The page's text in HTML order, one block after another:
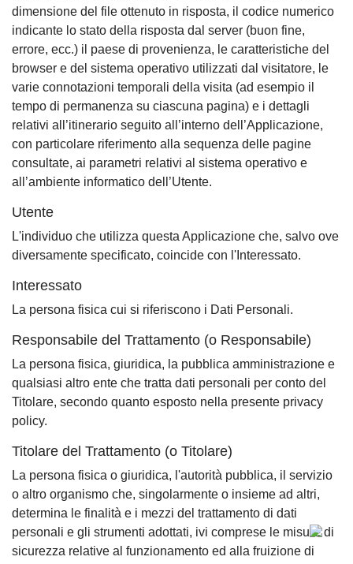
dimensione del file ottenuto in risposta, il codice numerico
indicante lo stato della risposta dal server (buon fine,
errore, ecc.) il paese di provenienza, le caratteristiche del
browser e del sistema operativo utilizzati dal visitatore, le
varie connotazioni temporali della visita (ad esempio il
tempo di permanenza su ciascuna pagina) e i dettagli
relativi all’itinerario seguito all’interno dell’Applicazione,
con particolare riferimento alla sequenza delle pagine
consultate, ai parametri relativi al sistema operativo e
all’ambiente informatico dell’Utente.
Utente
L'individuo che utilizza questa Applicazione che, salvo ove
diversamente specificato, coincide con l'Interessato.
Interessato
La persona fisica cui si riferiscono i Dati Personali.
Responsabile del Trattamento (o Responsabile)
La persona fisica, giuridica, la pubblica amministrazione e
qualsiasi altro ente che tratta dati personali per conto del
Titolare, secondo quanto esposto nella presente privacy
policy.
Titolare del Trattamento (o Titolare)
La persona fisica o giuridica, l'autorità pubblica, il servizio
o altro organismo che, singolarmente o insieme ad altri,
determina le finalità e i mezzi del trattamento di dati
personali e gli strumenti adottati, ivi comprese le misure di
sicurezza relative al funzionamento ed alla fruizione di